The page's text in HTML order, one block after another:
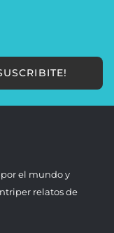
el mundo y
relatos de